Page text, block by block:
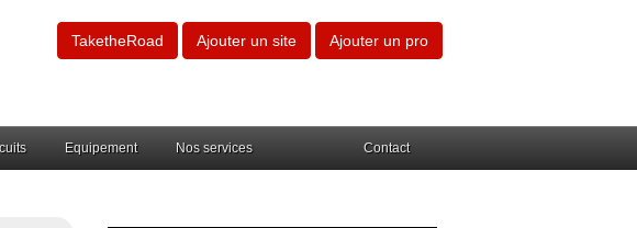
TaketheRoad Ajouter un site Ajouter un pro
Equipement Nos services Contact